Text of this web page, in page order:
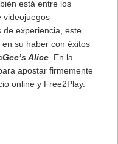
finaliza su beta cerrada, listo